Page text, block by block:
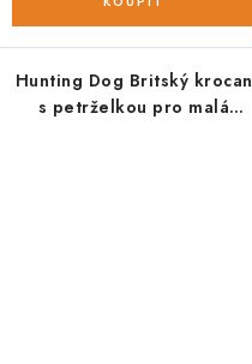
Hunting Dog Britský krocan
s petrželkou pro malá